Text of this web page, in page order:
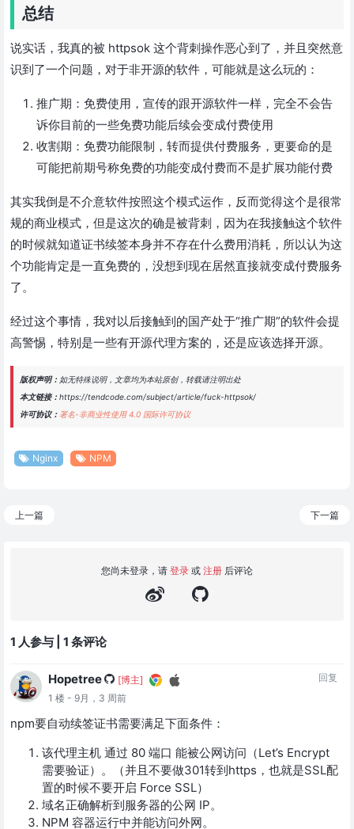
总结
说实话，我真的被 httpsok 这个背刺操作恶心到了，并且突然意
识到了一个问题，对于非开源的软件，可能就是这么玩的：
推广期：免费使用，宣传的跟开源软件一样，完全不会告
诉你目前的一些免费功能后续会变成付费使用
收割期：免费功能限制，转而提供付费服务，更要命的是
可能把前期号称免费的功能变成付费而不是扩展功能付费
其实我倒是不介意软件按照这个模式运作，反而觉得这个是很常
规的商业模式，但是这次的确是被背刺，因为在我接触这个软件
的时候就知道证书续签本身并不存在什么费用消耗，所以认为这
个功能肯定是一直免费的，没想到现在居然直接就变成付费服务
了。
经过这个事情，我对以后接触到的国产处于“推广期”的软件会提
高警惕，特别是一些有开源代理方案的，还是应该选择开源。
版权声明： 如无特殊说明，文章均为本站原创，转载请注明出处
本文链接：https://tendcode.com/subject/article/fuck-httpsok/
许可协议：署名-非商业性使用 4.0 国际许可协议
Nginx NPM
上一篇 下一篇
您尚未登录，请 登录 或 注册 后评论
1 人参与 | 1 条评论
回复
Hopetree
[博主]
1 楼 - 9月，3 周前
npm要自动续签证书需要满足下面条件：
该代理主机 通过 80 端口 能被公网访问（Let’s Encrypt
需要验证）。（并且不要做301转到https，也就是SSL配
置的时候不要开启 Force SSL）
域名正确解析到服务器的公网 IP。
NPM 容器运行中并能访问外网。